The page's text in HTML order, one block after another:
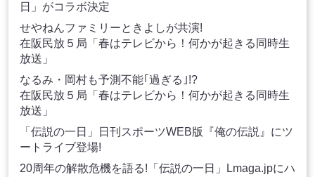
日」がコラボ決定
せやねんファミリーときよしが共演!
在阪民放５局「春はテレビから！何かが起きる同時生
放送」
なるみ・岡村も予測不能｢過ぎる｣!?
在阪民放５局「春はテレビから！何かが起きる同時生
放送」
「伝説の一日」日刊スポーツWEB版『俺の伝説』にツ
ートライブ登場!
20周年の解散危機を語る!「伝説の一日」Lmaga.jpにハ